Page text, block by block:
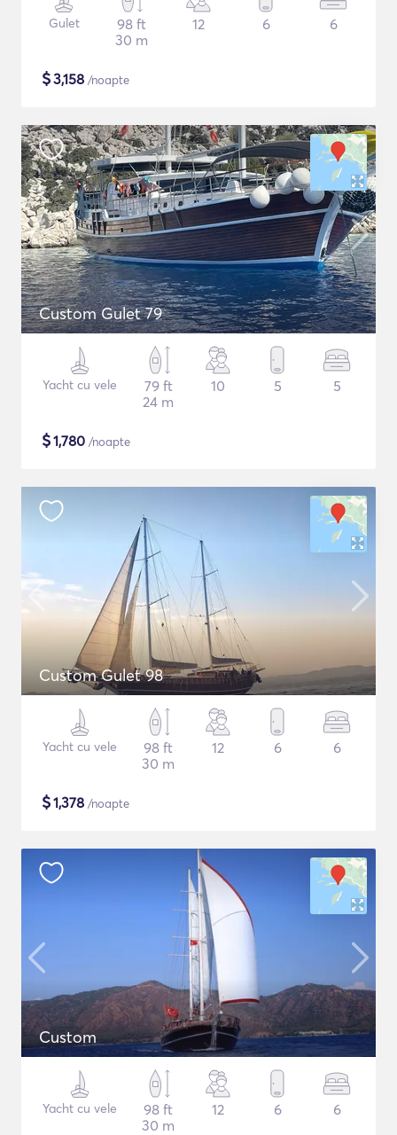
Gulet
98 ft
30 m
12 6 6
$3,158 /noapte
Custom Gulet 79
Yacht cu vele
79 ft
24 m
10 5 5
$1,780 /noapte
Custom Gulet 98
Yacht cu vele
98 ft
30 m
12 6 6
$1,378 /noapte
Custom
Yacht cu vele
98 ft
30 m
12 6 6